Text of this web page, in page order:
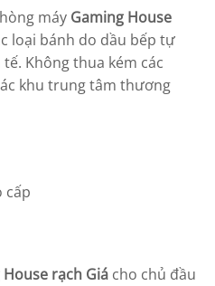
máy Gaming House
loại bánh do dầu bếp tự
Không thua kém các
khu trung tâm thương
rạch Giá cho chủ đầu